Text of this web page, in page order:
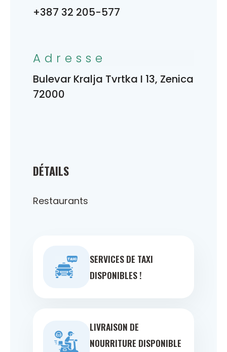
DÉTAILS
Restaurants
SERVICES DE TAXI
DISPONIBLES !
LIVRAISON DE
NOURRITURE DISPONIBLE
+387 32 205-577
Adresse
Bulevar Kralja Tvrtka I 13, Zenica
72000